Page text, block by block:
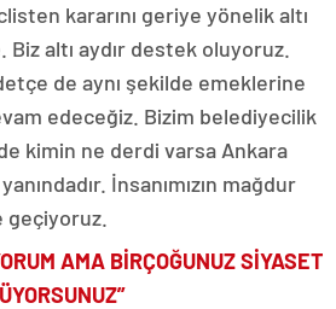
kararını geriye yönelik altı
altı aydır destek oluyoruz.
de aynı şekilde emeklerine
edeceğiz. Bizim belediyecilik
kimin ne derdi varsa Ankara
İnsanımızın mağdur
geçiyoruz.
AMA BİRÇOĞUNUZ SİYASET